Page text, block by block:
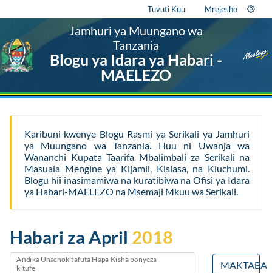
Tuvuti Kuu Mrejesho
Jamhuri ya Muungano wa
Tanzania
Blogu ya Idara ya Habari -
MAELEZO
Karibuni kwenye Blogu Rasmi ya Serikali ya Jamhuri
ya Muungano wa Tanzania. Huu ni Uwanja wa
Wananchi Kupata Taarifa Mbalimbali za Serikali na
Masuala Mengine ya Kijamii, Kisiasa, na Kiuchumi.
Blogu hii inasimamiwa na kuratibiwa na Ofisi ya Idara
ya Habari-MAELEZO na Msemaji Mkuu wa Serikali.
Habari za April 2018
Andika Unachokitafuta Hapa Kisha bonyeza
kitufe
MAKTABA